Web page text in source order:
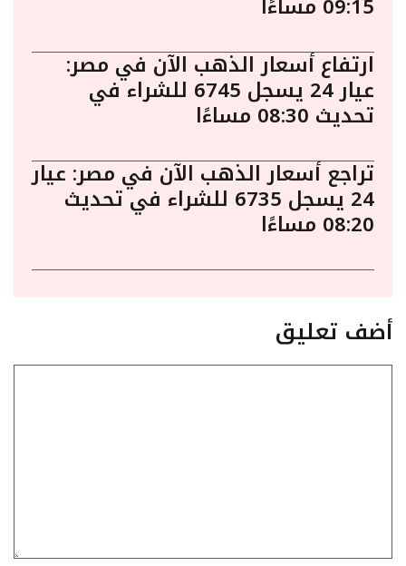
ارتفاع أسعار الذهب الآن في مصر:
عيار 24 يسجل 6745 للشراء في
تحديث 08:30 مساءًا
تراجع أسعار الذهب الآن في مصر: عيار
24 يسجل 6735 للشراء في تحديث
08:20 مساءًا
أضف تعليق